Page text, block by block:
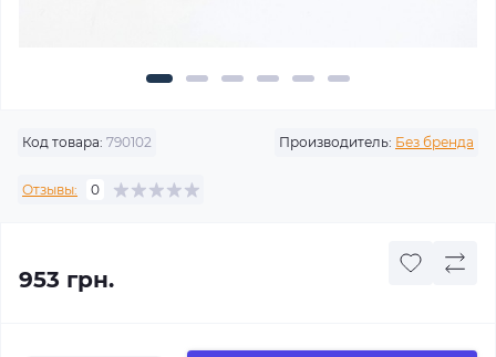
Код товара: 790102 Производитель: Без бренда
Отзывы: 0
953 грн.